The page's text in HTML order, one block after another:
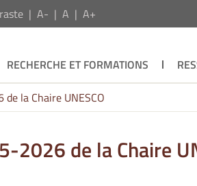
A- A A+
RECHERCHE ET FORMATIONS
la Chaire UNESCO
2026 de la Chaire